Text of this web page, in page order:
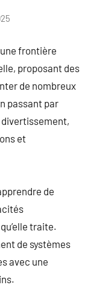
frontière
proposant des
de nombreux
passant par
divertissement,
et
de
traite.
de systèmes
avec une